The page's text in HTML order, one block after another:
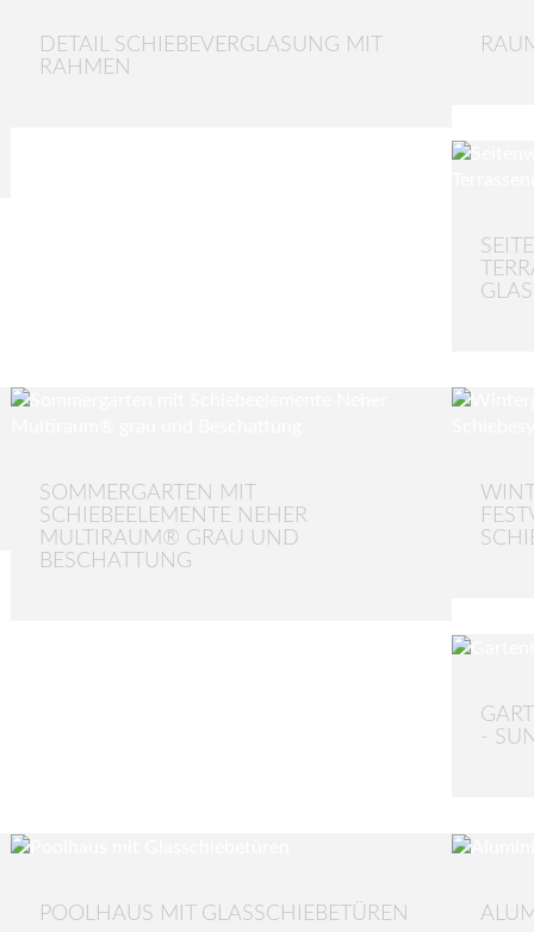
DETAIL SCHIEBEVERGLASUNG MIT
RAHMEN
GLAS
SOMMERGARTEN MIT
SCHIEBEELEMENTE NEHER
MULTIRAUM® GRAU UND
BESCHATTUNG
-
POOLHAUS MIT GLASSCHIEBETÜREN